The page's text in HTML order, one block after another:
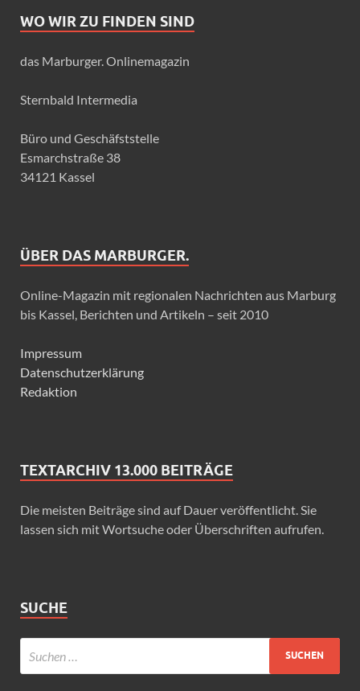
WO WIR ZU FINDEN SIND
das Marburger. Onlinemagazin
Sternbald Intermedia
Büro und Geschäfststelle
Esmarchstraße 38
34121 Kassel
ÜBER DAS MARBURGER.
Online-Magazin mit regionalen Nachrichten aus Marburg
bis Kassel, Berichten und Artikeln – seit 2010
Impressum
Datenschutzerklärung
Redaktion
TEXTARCHIV 13.000 BEITRÄGE
Die meisten Beiträge sind auf Dauer veröffentlicht. Sie
lassen sich mit Wortsuche oder Überschriften aufrufen.
SUCHE